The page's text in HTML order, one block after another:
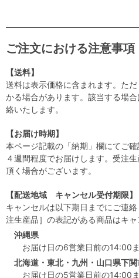
ご注文における注意事項
【送料】
送料は表示価格に含まれます。た
かる場合があります。該当する場
絡いたします。
【お届け時期】
本ページ記載の「納期」欄にてご
４週間程度でお届けします。受注
頂く場合がございます。
【配送地域 キャンセル受付期限】
キャンセルは以下期日までにご連
注生産品］の表記がある商品はキャ
沖縄県
お届け日の6営業日前の14:00
北海道・東北・九州・山口県下関
お届け日の5営業日前の14:00